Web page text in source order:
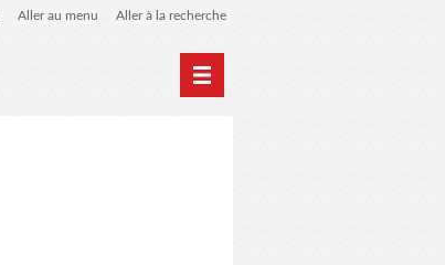
Aller au menu Aller à la recherche